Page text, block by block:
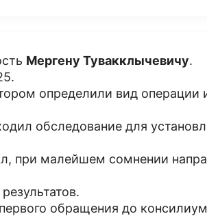
Мергену Тувакклычевичу.
определили вид операции
обследование для
при малейшем сомнении
обращения до